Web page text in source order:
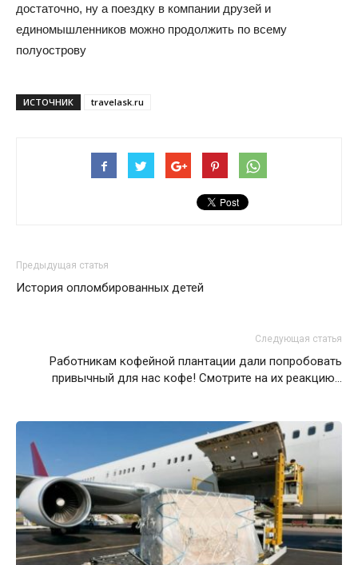
достаточно, ну а поездку в компании друзей и
единомышленников можно продолжить по всему
полуострову
ИСТОЧНИК travelask.ru
Предыдущая статья
История опломбированных детей
Следующая статья
Работникам кофейной плантации дали попробовать
привычный для нас кофе! Смотрите на их реакцию…